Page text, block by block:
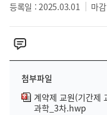
등록일 : 2025.03.01
마
첨부파일
계약제 교원(기간제
과학_3차.hwp